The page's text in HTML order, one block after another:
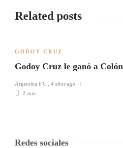
Related posts
GODOY CRUZ
Godoy Cruz le ganó a
Argentina F.C.
4 años ago
2 min
Redes sociales